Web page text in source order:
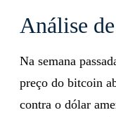
Análise
Na semana
preço do bitcoin
contra o dólar